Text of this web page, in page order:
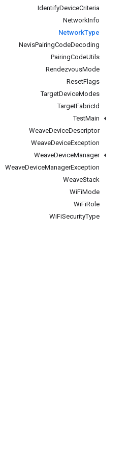
IdentifyDeviceCriteria
NetworkInfo
NetworkType
NevisPairingCodeDecoding
PairingCodeUtils
RendezvousMode
ResetFlags
TargetDeviceModes
TargetFabricId
TestMain
WeaveDeviceDescriptor
WeaveDeviceException
WeaveDeviceManager
WeaveDeviceManagerException
WeaveStack
WiFiMode
WiFiRole
WiFiSecurityType